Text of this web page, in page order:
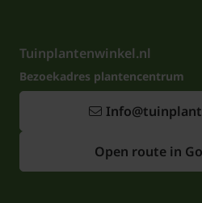
Tuinplantenwinkel.nl
Bezoekadres plantencentrum
Open route in